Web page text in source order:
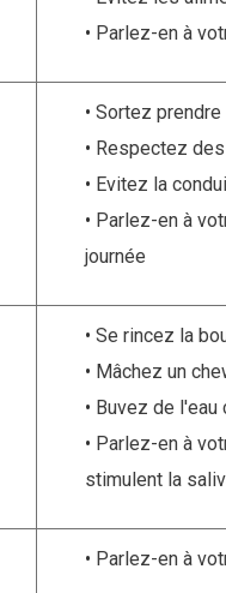
Parlez-en à
Sortez prendre
Respectez
Evitez la
Parlez-en à
journée
Se rincez la
Mâchez un
Buvez de l'eau
Parlez-en à
stimulent la
Parlez-en à